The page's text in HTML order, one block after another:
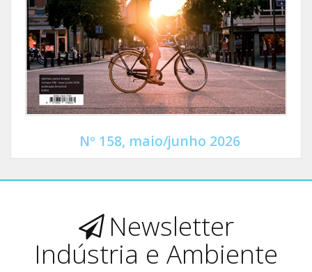
Nº 158, maio/junho 2026
Newsletter
Indústria e Ambiente